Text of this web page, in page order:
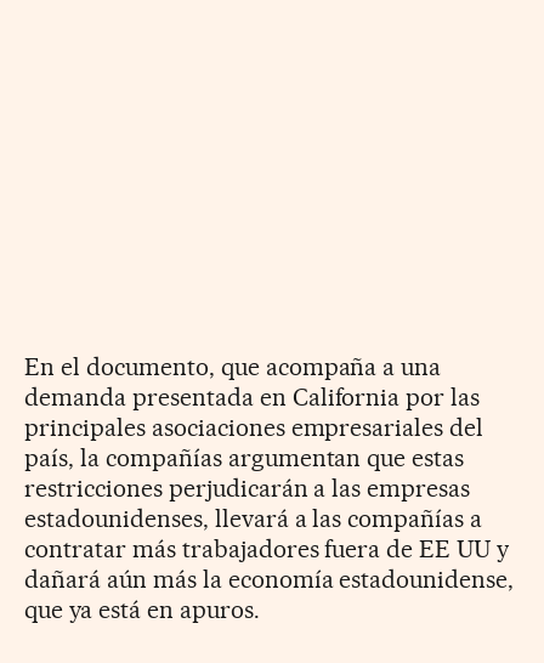
En el documento, que acompaña a una
demanda presentada en California por las
principales asociaciones empresariales del
país, la compañías argumentan que estas
restricciones perjudicarán a las empresas
estadounidenses, llevará a las compañías a
contratar más trabajadores fuera de EE UU y
dañará aún más la economía estadounidense,
que ya está en apuros.